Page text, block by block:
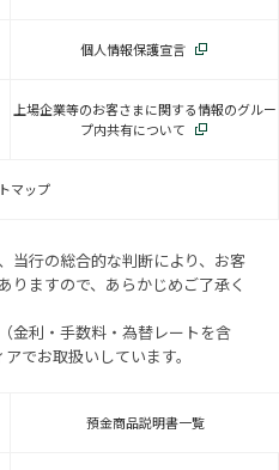
個人情報保護宣言
上場企業等のお客さまに関する情報のグルー
プ内共有について
マップ
当行の総合的な判断により、お客
りますので、あらかじめご了承く
金利・手数料・為替レートを含
でお取扱いしています。
預金商品説明書一覧